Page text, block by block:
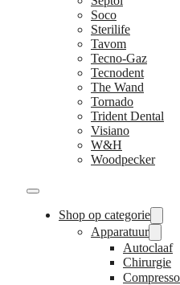
Soco
Sterilife
Tavom
Tecno-Gaz
Tecnodent
The Wand
Tornado
Trident Dental
Visiano
W&H
Woodpecker
Shop op categorie
Apparatuur
Autoclaaf
Chirurgie